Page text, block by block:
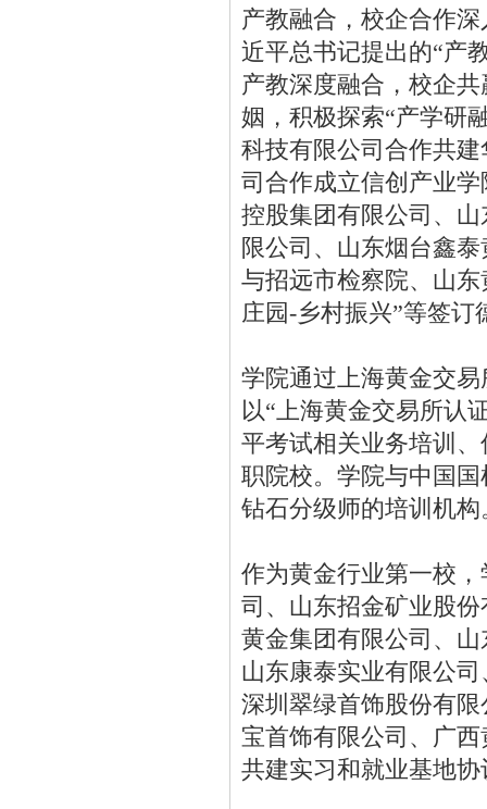
产教融合，校企合作
近平总书记提出的“产
产教深度融合，校企
姻，积极探索“产学研
科技有限公司合作共
司合作成立信创产业
控股集团有限公司、
限公司、山东烟台鑫
与招远市检察院、山
庄园-乡村振兴”等签
学院通过上海黄金交
以“上海黄金交易所认
平考试相关业务培训
职院校。学院与中国
钻石分级师的培训机构
作为黄金行业第一校
司、山东招金矿业股
黄金集团有限公司、
山东康泰实业有限公
深圳翠绿首饰股份有
宝首饰有限公司、广
共建实习和就业基地协